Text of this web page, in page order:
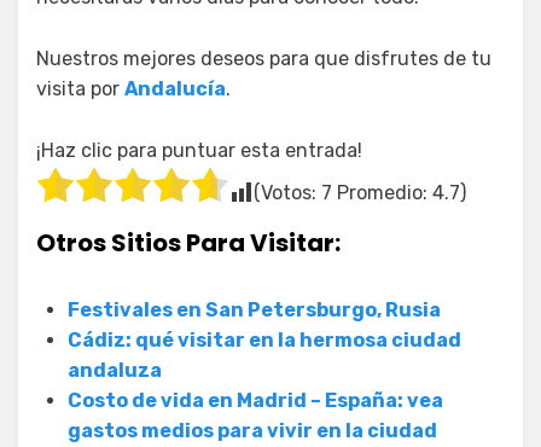
Nuestros mejores deseos para que disfrutes de tu
visita por Andalucía.
¡Haz clic para puntuar esta entrada!
(Votos: 7 Promedio: 4.7)
Otros Sitios Para Visitar:
Festivales en San Petersburgo, Rusia
Cádiz: qué visitar en la hermosa ciudad
andaluza
Costo de vida en Madrid – España: vea
gastos medios para vivir en la ciudad